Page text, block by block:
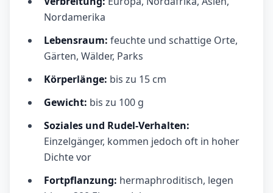
Nordamerika
Lebensraum: feuchte und schattige Orte,
Gärten, Wälder, Parks
Körperlänge: bis zu 15 cm
Gewicht: bis zu 100 g
Soziales und Rudel-Verhalten:
Einzelgänger, kommen jedoch oft in hoher
Dichte vor
Fortpflanzung: hermaphroditisch, legen